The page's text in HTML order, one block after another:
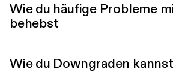
Wie du häufige Probleme
behebst
Wie du Downgraden kannst